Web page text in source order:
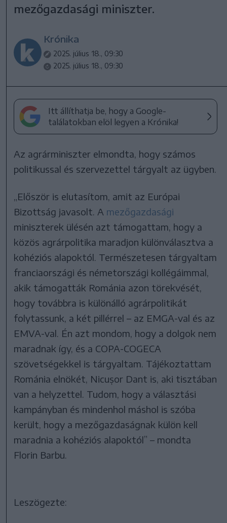
mezőgazdasági miniszter.
Krónika
2025. július 18., 09:30
2025. július 18., 09:30
Itt állíthatja be, hogy a Google-
találatokban elöl legyen a Krónika!
Az agrárminiszter elmondta, hogy számos
politikussal és szervezettel tárgyalt az ügyben.
„Először is elutasítom, amit az Európai
Bizottság javasolt. A mezőgazdasági
miniszterek ülésén azt támogattam, hogy a
közös agrárpolitika maradjon különválasztva a
kohéziós alapoktól. Természetesen tárgyaltam
franciaországi és németországi kollégáimmal,
akik támogatták Románia azon törekvését,
hogy továbbra is különálló agrárpolitikát
folytassunk, a két pillérrel – az EMGA-val és az
EMVA-val. Én azt mondom, hogy a dolgok nem
maradnak így, és a COPA-COGECA
szövetségekkel is tárgyaltam. Tájékoztattam
Románia elnökét, Nicușor Dant is, aki tisztában
van a helyzettel. Tudom, hogy a választási
kampányban és mindenhol máshol is szóba
került, hogy a mezőgazdaságnak külön kell
maradnia a kohéziós alapoktól” – mondta
Florin Barbu.
Leszögezte: